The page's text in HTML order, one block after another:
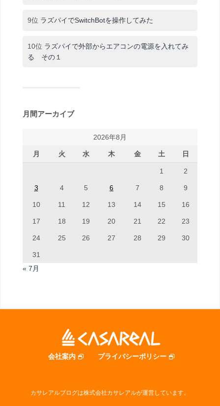
9位 ラズパイでSwitchBotを操作してみた
10位 ラズパイで外部からエアコンの電源を入れてみ
る その１
月間アーカイブ
2026年8月
月 火 水 木 金 土 日
1 2
3 4 5 6 7 8 9
10 11 12 13 14 15 16
17 18 19 20 21 22 23
24 25 26 27 28 29 30
31
« 7月
会社案内 プライバシーポリシー
カサレアルブログは株式会社カサレアルが運営しています。